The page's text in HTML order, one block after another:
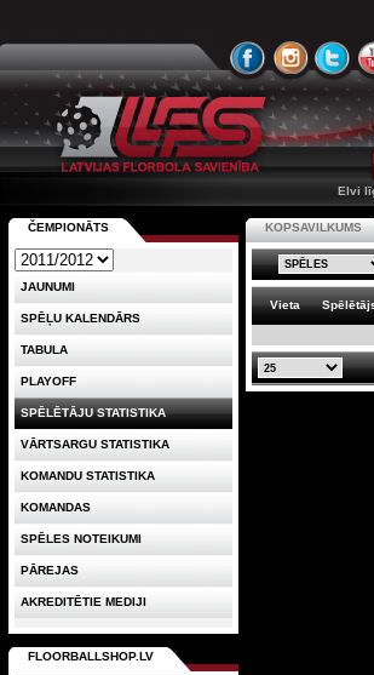
Elvi
KOPSAVILKUMS
Vieta
ČEMPIONĀTS
JAUNUMI
SPĒĻU KALENDĀRS
TABULA
PLAYOFF
SPĒLĒTĀJU STATISTIKA
VĀRTSARGU STATISTIKA
KOMANDU STATISTIKA
KOMANDAS
SPĒLES NOTEIKUMI
PĀREJAS
AKREDITĒTIE MEDIJI
FLOORBALLSHOP.LV